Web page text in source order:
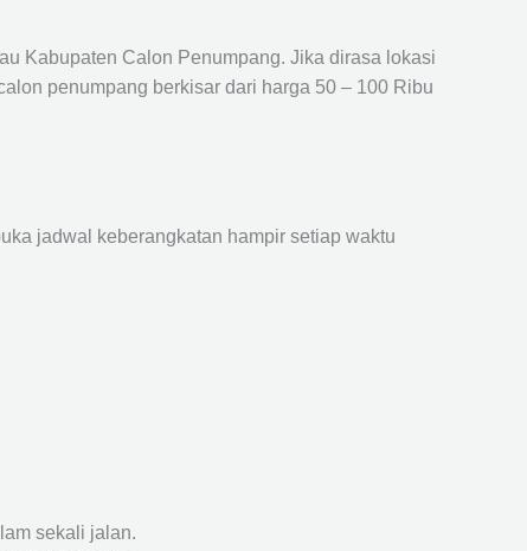
Kabupaten Calon Penumpang. Jika dirasa lokasi
penumpang berkisar dari harga 50 – 100 Ribu
jadwal keberangkatan hampir setiap waktu
sekali jalan.